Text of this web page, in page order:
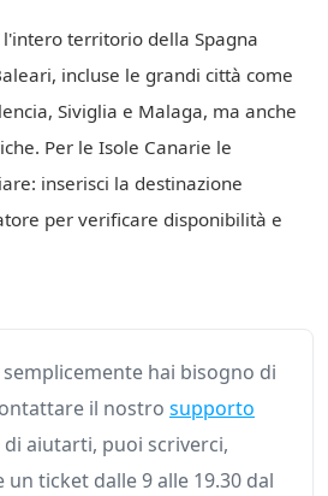
l'intero territorio della Spagna
incluse le grandi città come
Siviglia e Malaga, ma anche
Per le Isole Canarie le
inserisci la destinazione
per verificare disponibilità e
hai bisogno di
il nostro supporto
aiutarti, puoi scriverci,
ticket dalle 9 alle 19.30 dal